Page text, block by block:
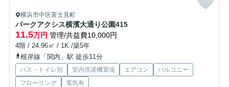
横浜市中区富士見町
パークアクシス横濱大通り公園415
11.5万円 管理/共益費10,000円
4階 / 24.96㎡ / 1K /築5年
根岸線「関内」駅 徒歩11分
バス・トイレ別 室内洗濯機置場 エアコン
バルコニー
フローリング
電気有